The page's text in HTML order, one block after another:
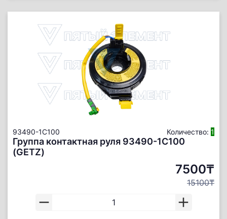
93490-1C100 Количество: 1
Группа контактная руля 93490-1С100
(GETZ)
7500₸
15100₸